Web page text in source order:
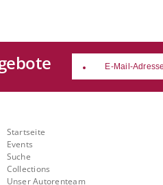
email
Startseite
Events
Suche
Collections
Unser Autorenteam